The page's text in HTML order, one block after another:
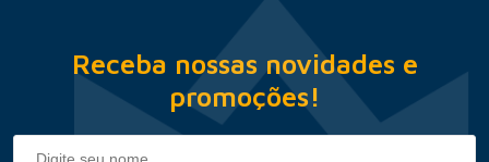
Receba nossas novidades e
promoções!